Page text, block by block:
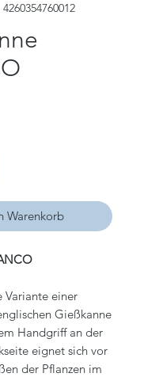
Warenkorb
Variante einer
Gießkanne
Handgriff an der
eignet sich vor
der Pflanzen im